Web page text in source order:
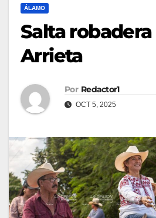
ÁLAMO
Salta
Arrieta
Por Redactor1
OCT 5, 2025